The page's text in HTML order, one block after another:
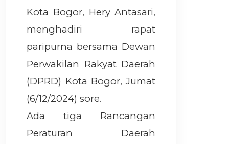
Kota Bogor, Hery Antasari,
menghadiri rapat
paripurna bersama Dewan
Perwakilan Rakyat Daerah
(DPRD) Kota Bogor, Jumat
(6/12/2024) sore.
Ada tiga Rancangan
Peraturan Daerah